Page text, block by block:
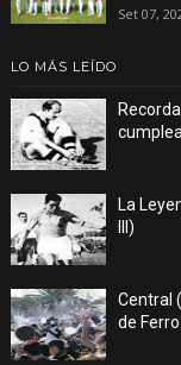
Set 07,
LO MÁS LEÍDO
La
III)
Central
de